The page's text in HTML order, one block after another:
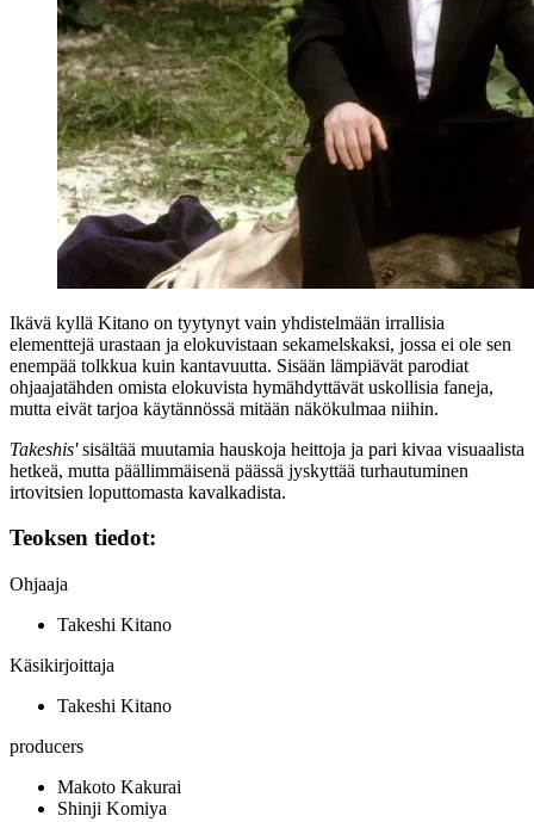
Ikävä kyllä Kitano on tyytynyt vain yhdistelmään irrallisia
elementtejä urastaan ja elokuvistaan sekamelskaksi, jossa ei ole sen
enempää tolkkua kuin kantavuutta. Sisään lämpiävät parodiat
ohjaajatähden omista elokuvista hymähdyttävät uskollisia faneja,
mutta eivät tarjoa käytännössä mitään näkökulmaa niihin.
Takeshis'sisältää muutamia hauskoja heittoja ja pari kivaa visuaalista
hetkeä, mutta päällimmäisenä päässä jyskyttää turhautuminen
irtovitsien loputtomasta kavalkadista.
Teoksen tiedot:
Ohjaaja
Takeshi Kitano
Käsikirjoittaja
Takeshi Kitano
producers
Makoto Kakurai
Shinji Komiya